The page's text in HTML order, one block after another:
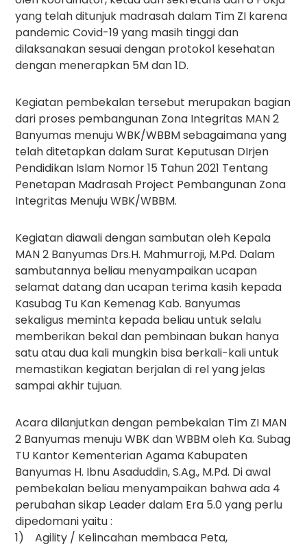
yang telah ditunjuk madrasah dalam Tim ZI karena
pandemic Covid-19 yang masih tinggi dan
dilaksanakan sesuai dengan protokol kesehatan
dengan menerapkan 5M dan 1D.
Kegiatan pembekalan tersebut merupakan bagian
dari proses pembangunan Zona Integritas MAN 2
Banyumas menuju WBK/WBBM sebagaimana yang
telah ditetapkan dalam Surat Keputusan DIrjen
Pendidikan Islam Nomor 15 Tahun 2021 Tentang
Penetapan Madrasah Project Pembangunan Zona
Integritas Menuju WBK/WBBM.
Kegiatan diawali dengan sambutan oleh Kepala
MAN 2 Banyumas Drs.H. Mahmurroji, M.Pd. Dalam
sambutannya beliau menyampaikan ucapan
selamat datang dan ucapan terima kasih kepada
Kasubag Tu Kan Kemenag Kab. Banyumas
sekaligus meminta kepada beliau untuk selalu
memberikan bekal dan pembinaan bukan hanya
satu atau dua kali mungkin bisa berkali-kali untuk
memastikan kegiatan berjalan di rel yang jelas
sampai akhir tujuan.
Acara dilanjutkan dengan pembekalan Tim ZI MAN
2 Banyumas menuju WBK dan WBBM oleh Ka. Subag
TU Kantor Kementerian Agama Kabupaten
Banyumas H. Ibnu Asaduddin, S.Ag., M.Pd. Di awal
pembekalan beliau menyampaikan bahwa ada 4
perubahan sikap Leader dalam Era 5.0 yang perlu
dipedomani yaitu :
1) Agility / Kelincahan membaca Peta,